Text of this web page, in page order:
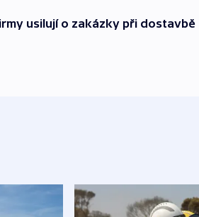
usilují o zakázky při dostavbě